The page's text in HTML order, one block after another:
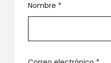
Nombre *